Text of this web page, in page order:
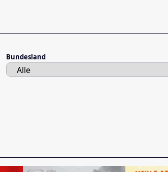
Bundesland